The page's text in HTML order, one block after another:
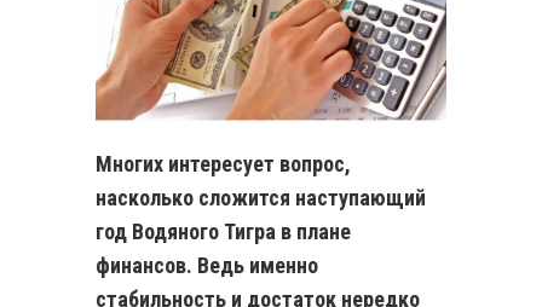
Многих интересует вопрос,
насколько сложится наступающий
год Водяного Тигра в плане
финансов. Ведь именно
стабильность и достаток нередко